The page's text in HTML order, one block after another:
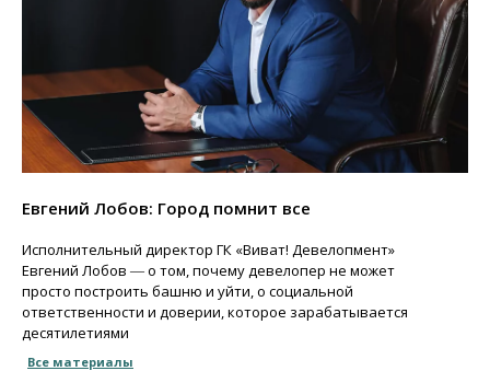
Евгений Лобов: Город помнит все
Исполнительный директор ГК «Виват! Девелопмент»
Евгений Лобов ― о том, почему девелопер не может
просто построить башню и уйти, о социальной
ответственности и доверии, которое зарабатывается
десятилетиями
Все материалы